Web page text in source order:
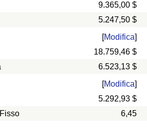
9.365,00 $
5.247,50 $
[Modifica]
18.759,46 $
6.523,13 $
[Modifica]
5.292,93 $
6,45